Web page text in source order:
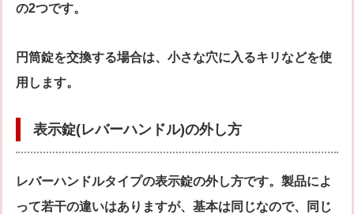
の2つです。
円筒錠を交換する場合は、小さな穴に入るキリなどを使
用します。
表示錠(レバーハンドル)の外し方
レバーハンドルタイプの表示錠の外し方です。製品によ
って若干の違いはありますが、基本は同じなので、同じ